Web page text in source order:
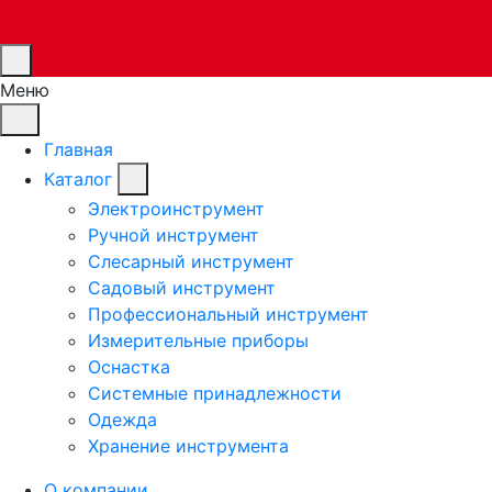
Меню
Главная
Каталог
Электроинструмент
Ручной инструмент
Слесарный инструмент
Садовый инструмент
Профессиональный инструмент
Измерительные приборы
Оснастка
Системные принадлежности
Одежда
Хранение инструмента